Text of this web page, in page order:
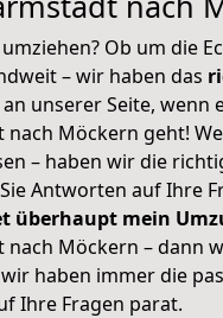
Ob um die
– wir haben das
an unserer Seite, wenn
nach Möckern geht!
– haben wir die
Antworten auf Ihre
überhaupt mein
nach Möckern – dann
haben immer die
Ihre Fragen parat.